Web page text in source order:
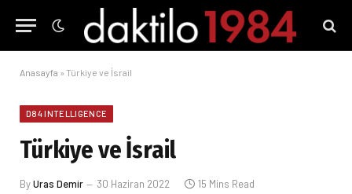
Anasayfa » Türkiye ve İsrail
D84 INTELLIGENCE
Türkiye ve İsrail
ByUras Demir 30 Haziran 2022 15 Mins Read